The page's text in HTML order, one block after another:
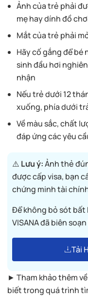
Ảnh của trẻ phải
mẹ hay dính đồ
Mắt của trẻ phải
Hãy cố gắng để
sinh đầu hơi
nhận
Nếu trẻ dưới 12
xuống, phía dưới
Về màu sắc, chất
đáp ứng các yêu
⚠️ Lưu ý:Ảnh thẻ
được cấp visa, bạn
chứng minh tài
Để không bỏ sót
VISANA đã biên
Tải
► Tham khảo thêm
biết trong quá trình